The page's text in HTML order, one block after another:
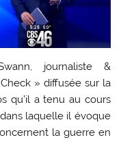
journaliste &
» diffusée sur la
qu’il a tenu au cours
laquelle il évoque
la guerre en